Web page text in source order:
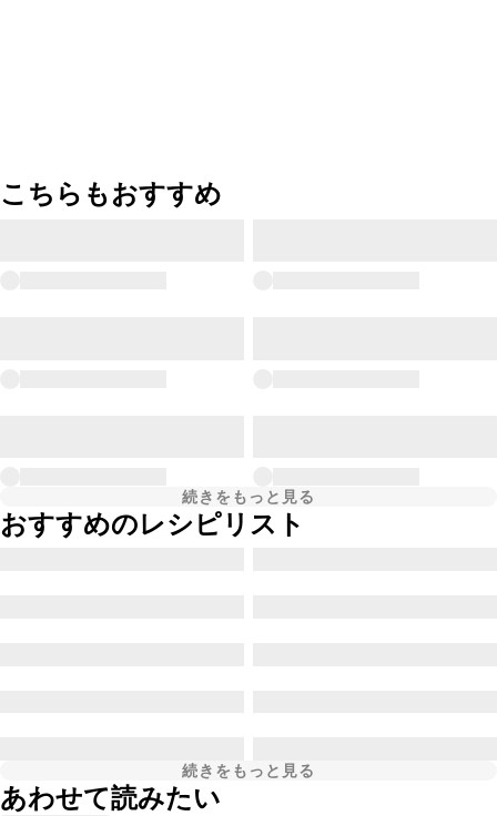
こちらもおすすめ
続きをもっと見る
おすすめのレシピリスト
続きをもっと見る
あわせて読みたい